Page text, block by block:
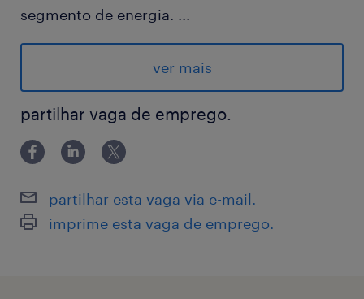
segmento de energia. ...
Vaga Efetiva| Terceira
Benefícios: Assistência Médica: Amil + Vale
Transporte + Seguro de Vida + Restaurante no
local + Vale alimentação R$ 174,10.
Local: Guarulhos - SP
Horário: Segunda a sexta-feira das 07h30 às
Se interessou pela vaga? Confira os
requisitos:
ver mais
partilhar vaga de emprego.
partilhar esta vaga via e-mail.
imprime esta vaga de emprego.